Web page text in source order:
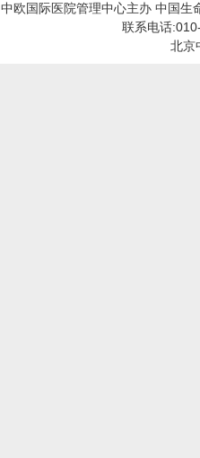
中欧国际医院管理中心主办 中国生
联系电话
北京